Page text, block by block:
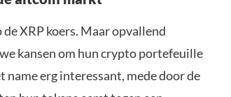
XRP koers. Maar opvallend
kansen om hun crypto portefeuille
erg interessant, mede door de